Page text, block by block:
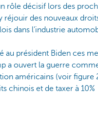
rôle décisif lors des
réjouir des nouveaux
dans l’industrie
au président Biden ces
a ouvert la guerre
américains (voir figure
chinois et de taxer à 10%